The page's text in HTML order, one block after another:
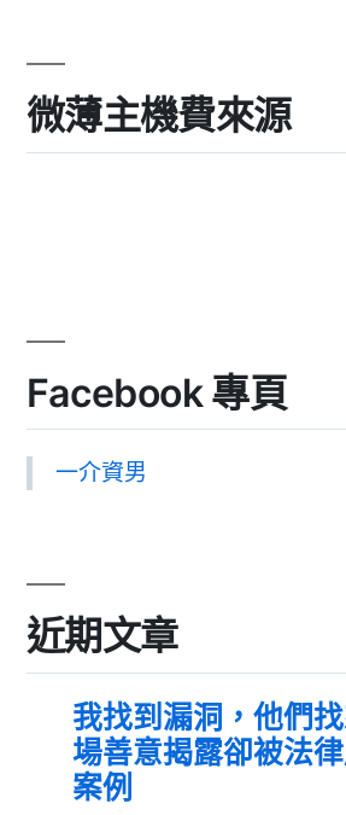
微薄主機費來源
Facebook 專頁
一介資男
近期文章
我找到漏洞，他們
場善意揭露卻被法
案例